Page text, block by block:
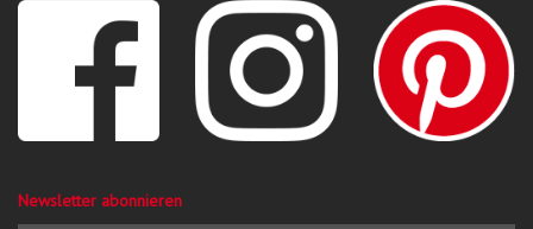
Newsletter abonnieren